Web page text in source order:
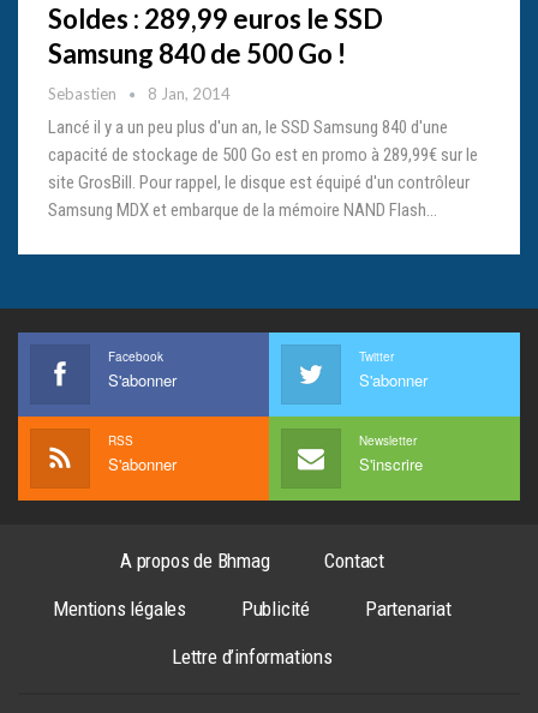
Soldes : 289,99 euros le SSD
Samsung 840 de 500 Go !
Sebastien 8 Jan, 2014
Lancé il y a un peu plus d'un an, le SSD Samsung 840 d'une
capacité de stockage de 500 Go est en promo à 289,99€ sur le
site GrosBill. Pour rappel, le disque est équipé d'un contrôleur
Samsung MDX et embarque de la mémoire NAND Flash…
Facebook
S'abonner
Twitter
S'abonner
RSS
S'abonner
Newsletter
S'inscrire
A propos de Bhmag
Contact
Mentions légales
Publicité
Partenariat
Lettre d’informations